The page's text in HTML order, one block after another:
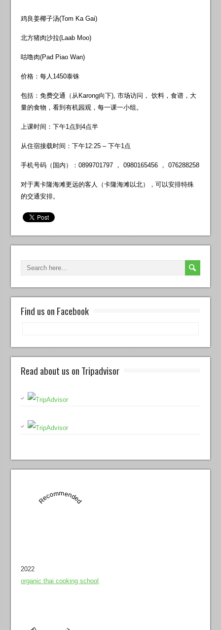
鸡良姜椰子汤(Tom Ka Gai)
北方猪肉沙拉(Laab Moo)
咕噜肉(Pad Piao Wan)
价格：每人1450泰铢
包括：免费交通（从Karong向下), 市场访问， 饮料，食谱，大
量的食物，看到有机园观，每一课一小组。
上课时间：下午1点到4点半
从住宿接载时间：下午12:25 – 下午1点
手机号码（国内）：0899701797 ， 0980165456 ， 076288258
对于离卡隆海滩更远的客人（卡隆海滩以北），可以安排特殊
的交通安排。
Find us on Facebook
Read about us on Tripadvisor
Recommended
2022
organic thai cooking school